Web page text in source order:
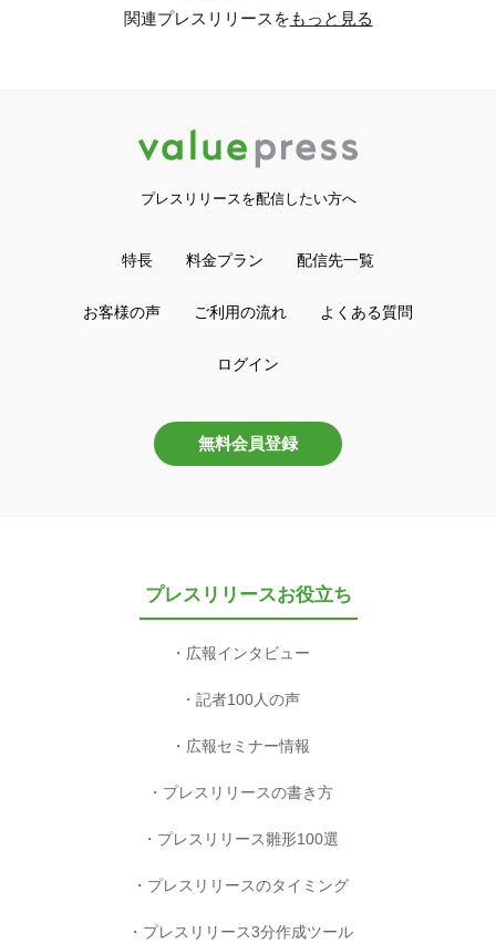
関連プレスリリースをもっと見る
プレスリリースを配信したい方へ
特長 料金プラン 配信先一覧
お客様の声 ご利用の流れ よくある質問
ログイン
無料会員登録
プレスリリースお役立ち
広報インタビュー
記者100人の声
広報セミナー情報
プレスリリースの書き方
プレスリリース雛形100選
プレスリリースのタイミング
プレスリリース3分作成ツール